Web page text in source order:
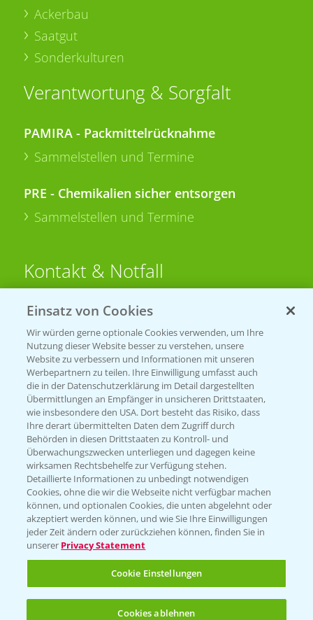
Ackerbau
Saatgut
Sonderkulturen
Verantwortung & Sorgfalt
PAMIRA - Packmittelrücknahme
Sammelstellen und Termine
PRE - Chemikalien sicher entsorgen
Sammelstellen und Termine
Kontakt & Notfall
Beratung auf WhatsApp
T.+49 (0)174 346 564 1
KONTAKT
Hilfe in Notfällen
T.+49 (0)214/30-20220
Folgen Sie uns
Einsatz von Cookies
Wir würden gerne optionale Cookies verwenden, um Ihre
Nutzung dieser Website besser zu verstehen, unsere
Website zu verbessern und Informationen mit unseren
Werbepartnern zu teilen. Ihre Einwilligung umfasst auch
die in der Datenschutzerklärung im Detail dargestellten
Übermittlungen an Empfänger in unsicheren Drittstaaten,
wie insbesondere den USA. Dort besteht das Risiko, dass
Ihre derart übermittelten Daten dem Zugriff durch
Behörden in diesen Drittstaaten zu Kontroll- und
Überwachungszwecken unterliegen und dagegen keine
wirksamen Rechtsbehelfe zur Verfügung stehen.
Detaillierte Informationen zu unbedingt notwendigen
Cookies, ohne die wir die Webseite nicht verfügbar machen
können, und optionalen Cookies, die unten abgelehnt oder
akzeptiert werden können, und wie Sie Ihre Einwilligungen
jeder Zeit ändern oder zurückziehen können, finden Sie in
unserer Privacy Statement
Cookie Einstellungen
Cookies ablehnen